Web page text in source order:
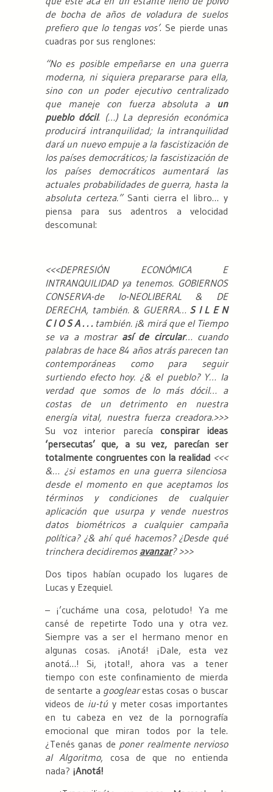
de bocha de años de voladura de suelos
prefiero que lo tengas vos’. Se pierde unas
cuadras por sus renglones:
“No es posible empeñarse en una guerra
moderna, ni siquiera prepararse para ella,
sino con un poder ejecutivo centralizado
que maneje con fuerza absoluta a un
pueblo dócil. (…) La depresión económica
producirá intranquilidad; la intranquilidad
dará un nuevo empuje a la fascistización de
los países democráticos; la fascistización de
los países democráticos aumentará las
actuales probabilidades de guerra, hasta la
absoluta certeza.”Santi cierra el libro… y
piensa para sus adentros a velocidad
descomunal:
<<<DEPRESIÓN ECONÓMICA E
INTRANQUILIDAD ya tenemos. GOBIERNOS
CONSERVA-de lo-NEOLIBERAL & DE
DERECHA, también. & GUERRA… S I L E N
C I O S A . . . también. ¡& mirá que el Tiempo
se va a mostrar así de circular… cuando
palabras de hace 84 años atrás parecen tan
contemporáneas como para seguir
surtiendo efecto hoy. ¿& el pueblo? Y… la
verdad que somos de lo más dócil… a
costas de un detrimento en nuestra
energía vital, nuestra fuerza creadora.>>>
Su voz interior parecíaconspirar ideas
‘persecutas’ que, a su vez, parecían ser
totalmente congruentes con la realidad <<<
&… ¿si estamos en una guerra silenciosa
desde el momento en que aceptamos los
términos y condiciones de cualquier
aplicación que usurpa y vende nuestros
datos biométricos a cualquier campaña
política? ¿& ahí qué hacemos? ¿Desde qué
trinchera decidiremos avanzar?>>>
Dos tipos habían ocupado los lugares de
Lucas y Ezequiel.
– ¡’cucháme una cosa, pelotudo! Ya me
cansé de repetirte Todo una y otra vez.
Siempre vas a ser el hermano menor en
algunas cosas. ¡Anotá! ¡Dale, esta vez
anotá…! Si, ¡total!, ahora vas a tener
tiempo con este confinamiento de mierda
de sentarte a googlearestas cosas o buscar
videos de iu-túy meter cosas importantes
en tu cabeza en vez de la pornografía
emocional que miran todos por la tele.
¿Tenés ganas de poner realmente nervioso
al Algoritmo, cosa de que no entienda
nada? ¡Anotá!